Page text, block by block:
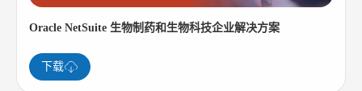
Oracle NetSuite 生物制药和生物科技企业解决方案
下载